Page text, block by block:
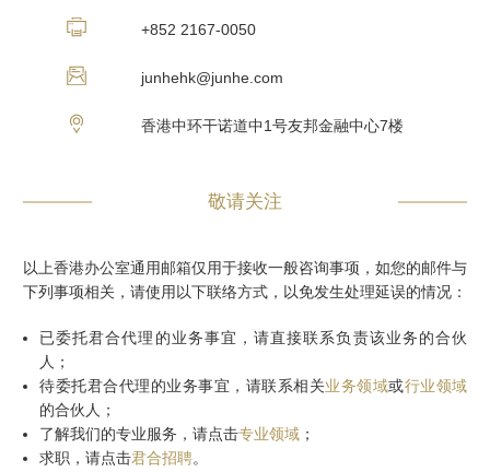
+852 2167-0050
junhehk@junhe.com
香港中环干诺道中1号友邦金融中心7楼
敬请关注
以上香港办公室通用邮箱仅用于接收一般咨询事项，如您的邮件与
下列事项相关，请使用以下联络方式，以免发生处理延误的情况：
已委托君合代理的业务事宜，请直接联系负责该业务的合伙
人；
待委托君合代理的业务事宜，请联系相关业务领域或行业领域
的合伙人；
了解我们的专业服务，请点击专业领域 ；
求职，请点击君合招聘。